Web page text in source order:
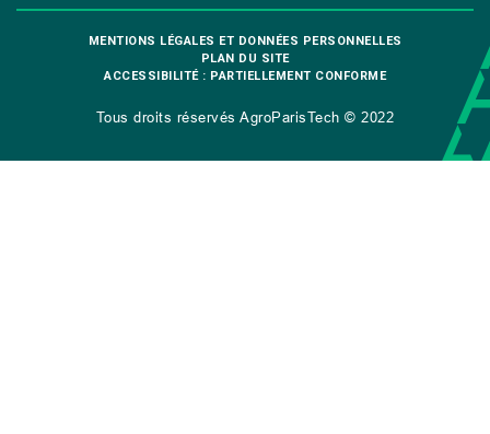
MENTIONS LÉGALES ET DONNÉES PERSONNELLES
PLAN DU SITE
ACCESSIBILITÉ : PARTIELLEMENT CONFORME
Tous droits réservés AgroParisTech © 2022